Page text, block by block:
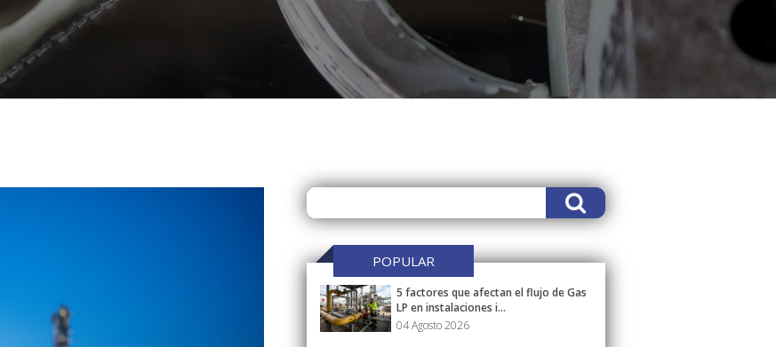
POPULAR
5 factores que afectan el flujo de Gas
LP en instalaciones i...
04 Agosto 2026